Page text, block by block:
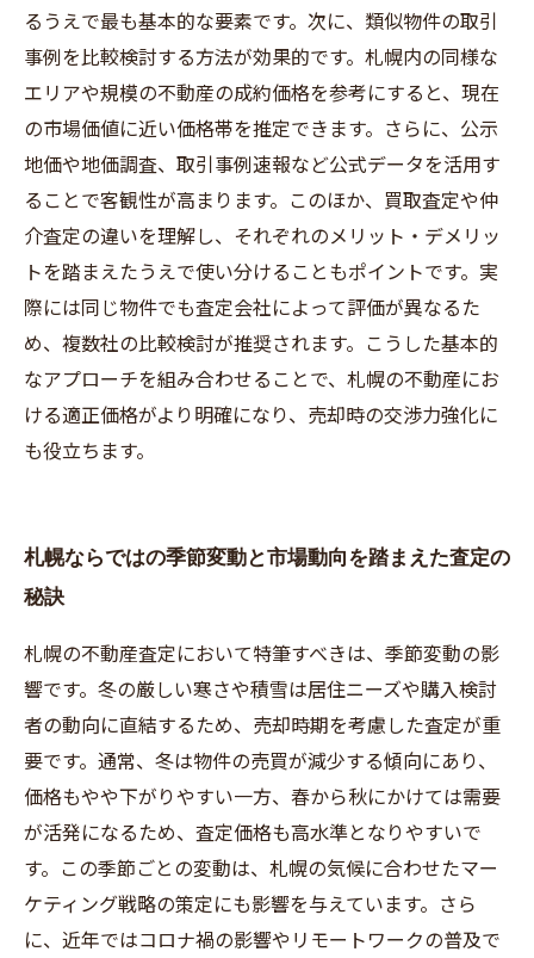
るうえで最も基本的な要素です。次に、類似物件の取引
事例を比較検討する方法が効果的です。札幌内の同様な
エリアや規模の不動産の成約価格を参考にすると、現在
の市場価値に近い価格帯を推定できます。さらに、公示
地価や地価調査、取引事例速報など公式データを活用す
ることで客観性が高まります。このほか、買取査定や仲
介査定の違いを理解し、それぞれのメリット・デメリッ
トを踏まえたうえで使い分けることもポイントです。実
際には同じ物件でも査定会社によって評価が異なるた
め、複数社の比較検討が推奨されます。こうした基本的
なアプローチを組み合わせることで、札幌の不動産にお
ける適正価格がより明確になり、売却時の交渉力強化に
も役立ちます。
札幌ならではの季節変動と市場動向を踏まえた査定の
秘訣
札幌の不動産査定において特筆すべきは、季節変動の影
響です。冬の厳しい寒さや積雪は居住ニーズや購入検討
者の動向に直結するため、売却時期を考慮した査定が重
要です。通常、冬は物件の売買が減少する傾向にあり、
価格もやや下がりやすい一方、春から秋にかけては需要
が活発になるため、査定価格も高水準となりやすいで
す。この季節ごとの変動は、札幌の気候に合わせたマー
ケティング戦略の策定にも影響を与えています。さら
に、近年ではコロナ禍の影響やリモートワークの普及で